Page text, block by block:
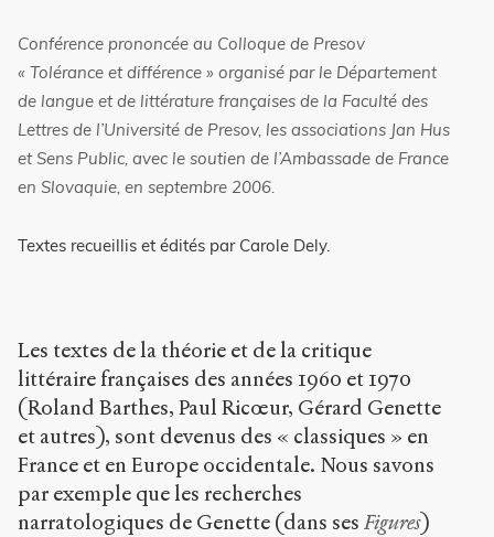
Copier la
référence
Bibtex
Creative
Commons
Attribution-
ShareAlike 4.0
Accéder
à la
version
PDF
Conférence prononcée au Colloque de Presov
« Tolérance et différence » organisé par le Département
de langue et de littérature françaises de la Faculté des
Lettres de l’Université de Presov, les associations Jan Hus
et Sens Public, avec le soutien de l’Ambassade de France
en Slovaquie, en septembre 2006.
Textes recueillis et édités par Carole Dely.
Les textes de la théorie et de la critique
littéraire françaises des années 1960 et 1970
(Roland Barthes, Paul Ricœur, Gérard Genette
et autres), sont devenus des « classiques » en
France et en Europe occidentale. Nous savons
par exemple que les recherches
narratologiques de Genette (dans ses Figures)